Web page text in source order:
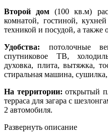
Второй дом (100 кв.м)
комнатой, гостиной,
техникой и посудой, а также
Удобства: потолочные
спутниковое ТВ,
духовка, плита, вытяжка,
стиральная машина,
На территории: открытый
терраса для загара с
2 автомобиля.
Развернуть описание